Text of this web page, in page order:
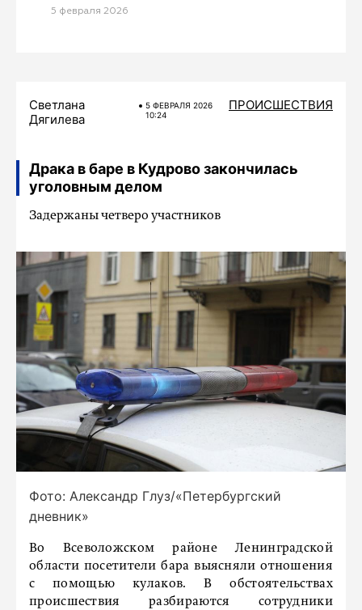
5 февраля 2026
Светлана
Дягилева
5 ФЕВРАЛЯ 2026
10:24
ПРОИСШЕСТВИЯ
Драка в баре в Кудрово закончилась
уголовным делом
Задержаны четверо участников
Фото: Александр Глуз/«Петербургский
дневник»
Во Всеволожском районе Ленинградской
области посетители бара выясняли отношения
с помощью кулаков. В обстоятельствах
происшествия разбираются сотрудники